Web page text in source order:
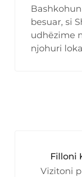
besuar, si
udhëzime
njohuri
Filloni
Vizitoni